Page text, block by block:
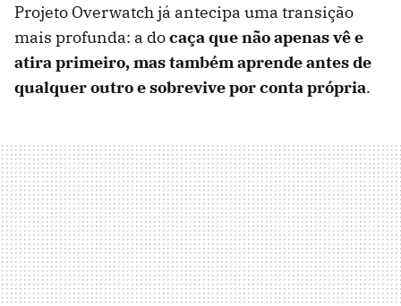
Projeto Overwatch já antecipa uma transição
mais profunda: a docaça que não apenas vê e
atira primeiro, mas também aprende antes de
qualquer outro e sobrevive por conta própria.